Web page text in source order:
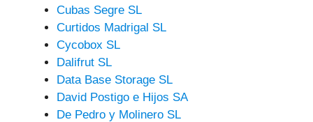
Cubas Segre SL
Curtidos Madrigal SL
Cycobox SL
Dalifrut SL
Data Base Storage SL
David Postigo e Hijos SA
De Pedro y Molinero SL